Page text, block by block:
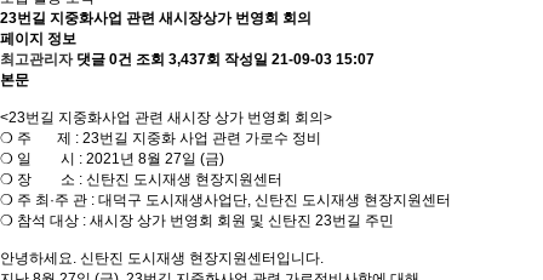
23번길 지중화사업 관련 새시장상가 번영회 회의
페이지 정보
최고관리자 댓글 0건 조회 3,437회 작성일 21-09-03 15:07
본문
<23번길 지중화사업 관련 새시장 상가 번영회 회의>
❍ 주 제 : 23번길 지중화 사업 관련 가로수 정비
❍ 일 시 : 2021년 8월 27일 (금)
❍ 장 소 : 신탄진 도시재생 현장지원센터
❍ 주 최·주 관 : 대덕구 도시재생사업단, 신탄진 도시재생 현장지원센터
❍ 참석 대상 : 새시장 상가 번영회 회원 및 신탄진 23번길 주민
안녕하세요. 신탄진 도시재생 현장지원센터입니다.